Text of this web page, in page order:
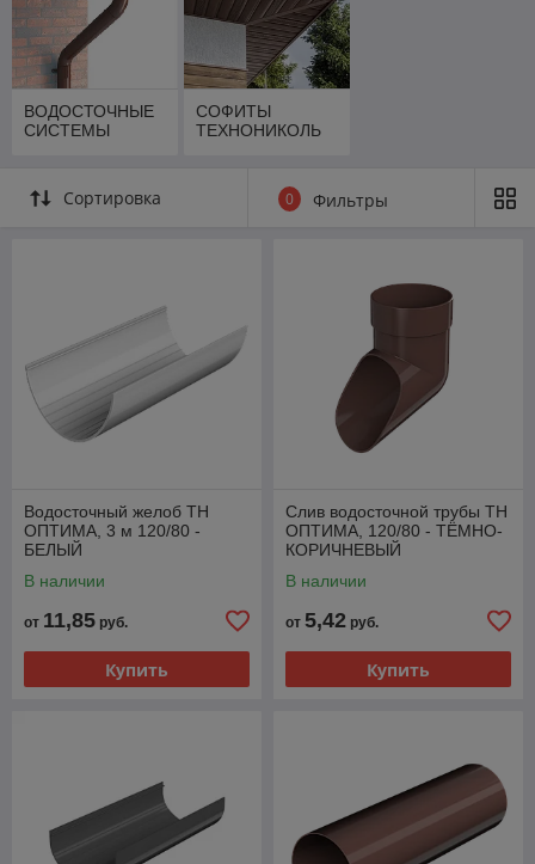
ВОДОСТОЧНЫЕ
СИСТЕМЫ
СОФИТЫ
ТЕХНОНИКОЛЬ
Сортировка 0 Фильтры
Водосточный желоб ТН
ОПТИМА, 3 м 120/80 -
БЕЛЫЙ
В наличии
от 11,85 руб.
Купить
Слив водосточной трубы ТН
ОПТИМА, 120/80 - ТЁМНО-
КОРИЧНЕВЫЙ
В наличии
от 5,42 руб.
Купить